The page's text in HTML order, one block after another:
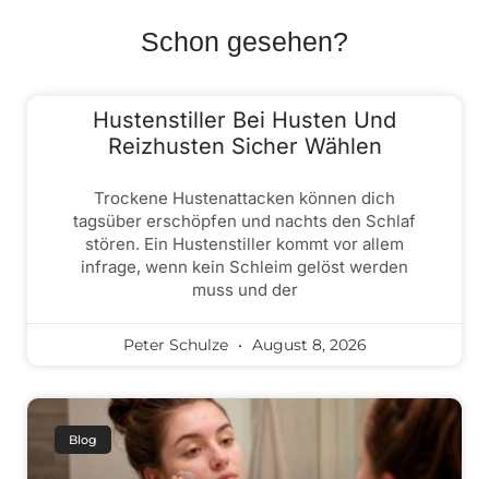
Schon gesehen?
Hustenstiller Bei Husten Und
Reizhusten Sicher Wählen
Trockene Hustenattacken können dich
tagsüber erschöpfen und nachts den Schlaf
stören. Ein Hustenstiller kommt vor allem
infrage, wenn kein Schleim gelöst werden
muss und der
Peter Schulze August 8, 2026
Blog